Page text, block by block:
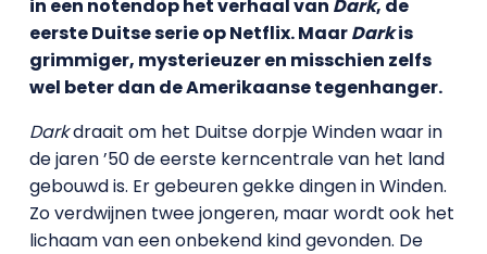
in een notendop het verhaal van Dark, de
eerste Duitse serie op Netflix. MaarDarkis
grimmiger, mysterieuzer en misschien zelfs
wel beter dan de Amerikaanse tegenhanger.
Darkdraait om het Duitse dorpje Winden waar in
de jaren ’50 de eerste kerncentrale van het land
gebouwd is. Er gebeuren gekke dingen in Winden.
Zo verdwijnen twee jongeren, maar wordt ook het
lichaam van een onbekend kind gevonden. De